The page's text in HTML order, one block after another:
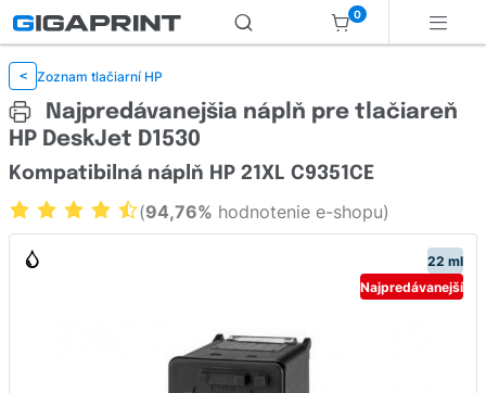
0
< Zoznam tlačiarní HP
Najpredávanejšia náplň pre tlačiareň
HP DeskJet D1530
22 ml
Najpredávanejší
Kompatibilná náplň HP 21XL C9351CE
(94,76% hodnotenie e-shopu)